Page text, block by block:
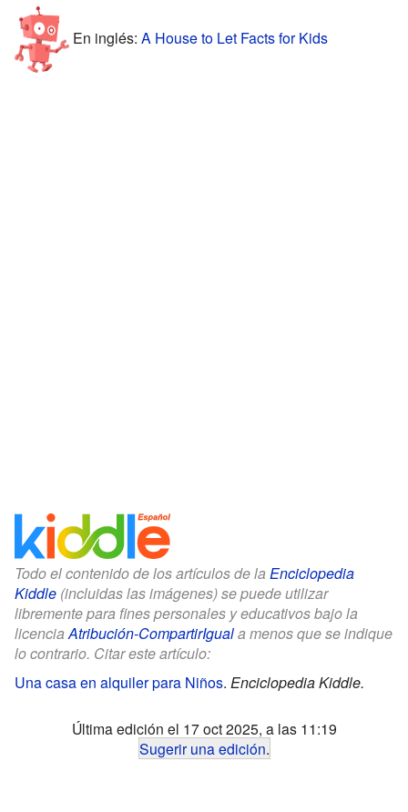
En inglés: A House to Let Facts for Kids
Todo el contenido de los artículos de la Enciclopedia
Kiddle (incluidas las imágenes) se puede utilizar
libremente para fines personales y educativos bajo la
licenciaAtribución-CompartirIguala menos que se indique
lo contrario. Citar este artículo:
Una casa en alquiler para Niños. Enciclopedia Kiddle.
Última edición el 17 oct 2025, a las 11:19
Sugerir una edición.